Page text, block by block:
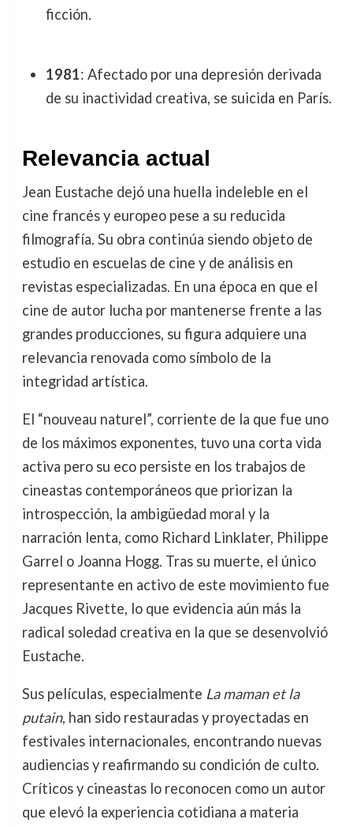
ficción.
1981: Afectado por una depresión derivada
de su inactividad creativa, se suicida en París.
Relevancia actual
Jean Eustache dejó una huella indeleble en el
cine francés y europeo pese a su reducida
filmografía. Su obra continúa siendo objeto de
estudio en escuelas de cine y de análisis en
revistas especializadas. En una época en que el
cine de autor lucha por mantenerse frente a las
grandes producciones, su figura adquiere una
relevancia renovada como símbolo de la
integridad artística.
El “nouveau naturel”, corriente de la que fue uno
de los máximos exponentes, tuvo una corta vida
activa pero su eco persiste en los trabajos de
cineastas contemporáneos que priorizan la
introspección, la ambigüedad moral y la
narración lenta, como Richard Linklater, Philippe
Garrel o Joanna Hogg. Tras su muerte, el único
representante en activo de este movimiento fue
Jacques Rivette, lo que evidencia aún más la
radical soledad creativa en la que se desenvolvió
Eustache.
Sus películas, especialmente La maman et la
putain, han sido restauradas y proyectadas en
festivales internacionales, encontrando nuevas
audiencias y reafirmando su condición de culto.
Críticos y cineastas lo reconocen como un autor
que elevó la experiencia cotidiana a materia